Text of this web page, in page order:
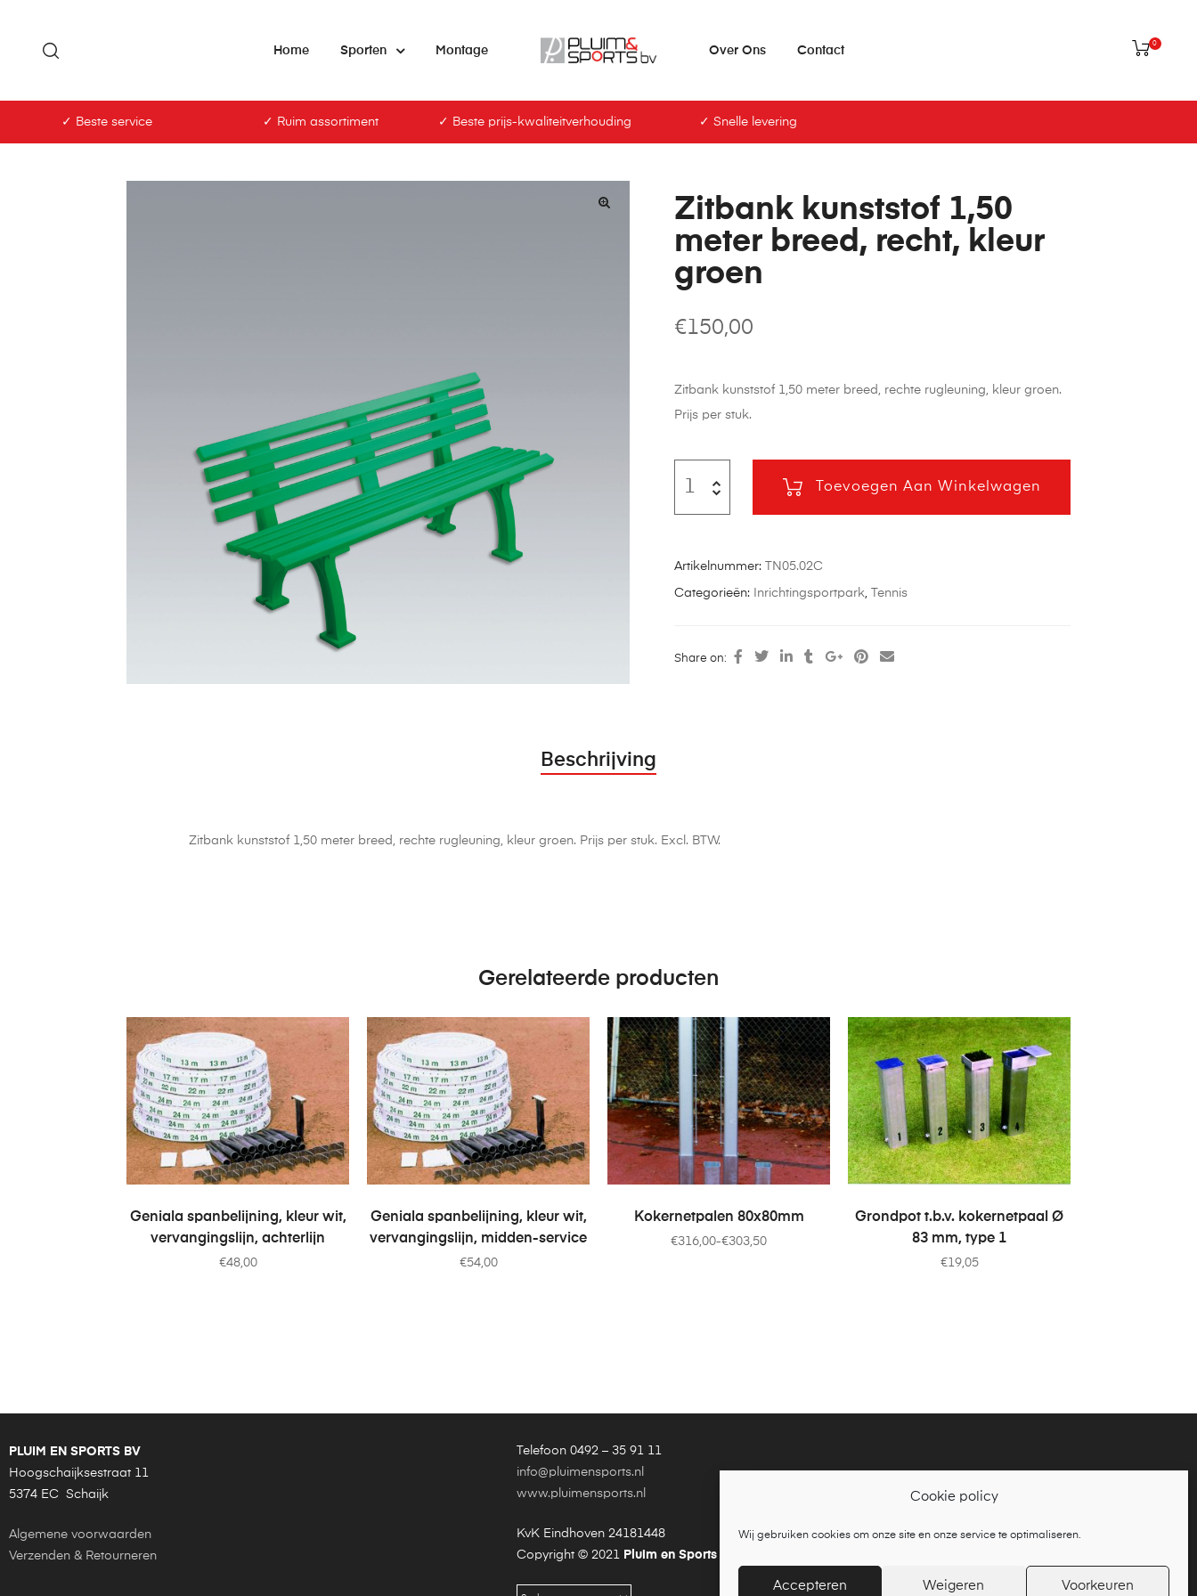
Cookie policy
Wij gebruiken cookies om onze site en onze service te optimaliseren.
Accepteren Weigeren Voorkeuren
Home Sporten Montage Over Ons Contact
0
✓ Beste service ✓ Ruim assortiment ✓ Beste prijs-kwaliteitverhouding ✓ Snelle levering
Zitbank kunststof 1,50
meter breed, recht, kleur
groen
€150,00
Zitbank kunststof 1,50 meter breed, rechte rugleuning, kleur groen.
Prijs per stuk.
Toevoegen Aan Winkelwagen
Artikelnummer: TN05.02C
Categorieën: Inrichtingsportpark, Tennis
Share on:
Beschrijving
Zitbank kunststof 1,50 meter breed, rechte rugleuning, kleur groen. Prijs per stuk. Excl. BTW.
Gerelateerde producten
TOEVOEGEN AAN WINKELWAGEN
Geniala spanbelijning, kleur wit,
vervangingslijn, achterlijn
€48,00
TOEVOEGEN AAN WINKELWAGEN
Geniala spanbelijning, kleur wit,
vervangingslijn, midden-service
€54,00
OPTIES SELECTEREN
Kokernetpalen 80x80mm
€303,50
-
€316,00
TOEVOEGEN AAN WINKELWAGEN
Grondpot t.b.v. kokernetpaal Ø
83 mm, type 1
€19,05
PLUIM EN SPORTS BV
Hoogschaijksestraat 11
5374 EC Schaijk
Algemene voorwaarden
Verzenden & Retourneren
Telefoon 0492 – 35 91 11
info@pluimensports.nl
www.pluimensports.nl
KvK Eindhoven 24181448
Copyright © 2021 Pluim en Sports